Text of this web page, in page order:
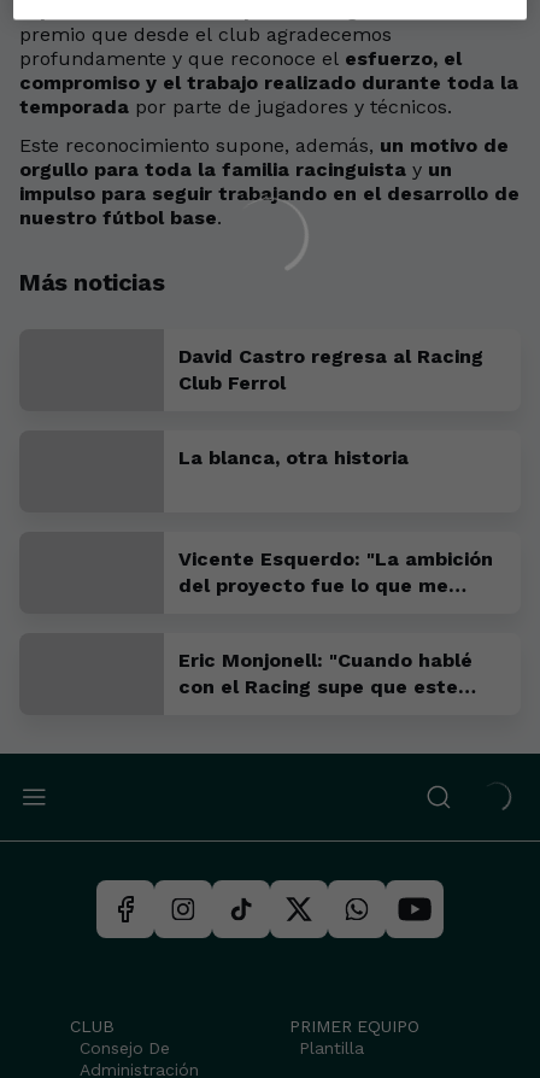
premio que desde el club agradecemos
profundamente y que reconoce el esfuerzo, el
compromiso y el trabajo realizado durante toda la
temporada por parte de jugadores y técnicos.
Este reconocimiento supone, además, un motivo de
orgullo para toda la familia racinguista y un
impulso para seguir trabajando en el desarrollo de
nuestro fútbol base.
Más noticias
David Castro regresa al Racing
Club Ferrol
La blanca, otra historia
Vicente Esquerdo: "La ambición
del proyecto fue lo que me
Eric Monjonell: "Cuando hablé
con el Racing supe que este
CLUB
Consejo De
Administración
PRIMER EQUIPO
Plantilla